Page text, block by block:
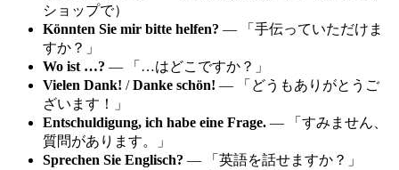
ショップで）
Könnten Sie mir bitte helfen? — 「手伝っていただけま
すか？」
Wo ist …? — 「…はどこですか？」
Vielen Dank! /Danke schön! — 「どうもありがとうご
ざいます！」
Entschuldigung, ich habe eine Frage. — 「すみません、
質問があります。」
Sprechen Sie Englisch? — 「英語を話せますか？」